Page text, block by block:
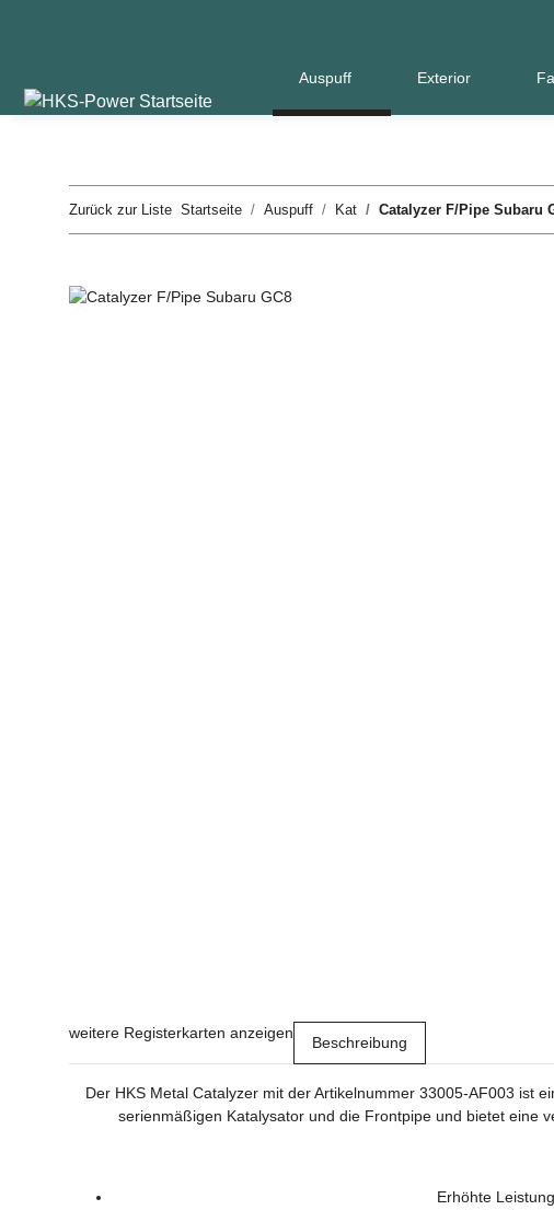
Auspuff Exterior
Zurück zur Liste Startseite Auspuff Kat Catalyzer F/Pipe Subaru
weitere Registerkarten anzeigen
Beschreibung
Der HKS Metal Catalyzer mit der Artikelnummer 33005-AF003 ist
serienmäßigen Katalysator und die Frontpipe und bietet eine
Erhöhte